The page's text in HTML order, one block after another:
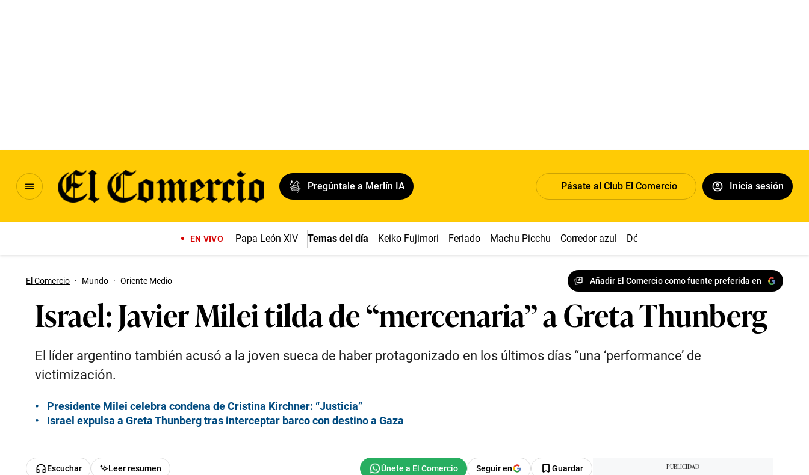
Pregúntale a Merlín IA Pásate al Club El Comercio Inicia sesión
EN VIVO Papa León XIV Temas del día Keiko Fujimori Feriado Machu Picchu Corredor azul Dólar
El Comercio · Mundo · Oriente Medio Añadir El Comercio como fuente preferida en
Israel: Javier Milei tilda de “mercenaria” a Greta Thunberg
El líder argentino también acusó a la joven sueca de haber protagonizado en los últimos días “una ‘performance’ de
victimización.
Presidente Milei celebra condena de Cristina Kirchner: “Justicia”
Israel expulsa a Greta Thunberg tras interceptar barco con destino a Gaza
Escuchar Leer resumen Seguir en Guardar